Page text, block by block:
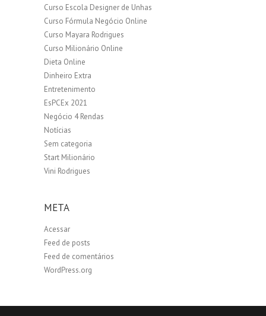
Curso Escola Designer de Unhas
Curso Fórmula Negócio Online
Curso Mayara Rodrigues
Curso Milionário Online
Dieta Online
Dinheiro Extra
Entretenimento
EsPCEx 2021
Negócio 4 Rendas
Notícias
Sem categoria
Start Milionário
Vini Rodrigues
META
Acessar
Feed de posts
Feed de comentários
WordPress.org